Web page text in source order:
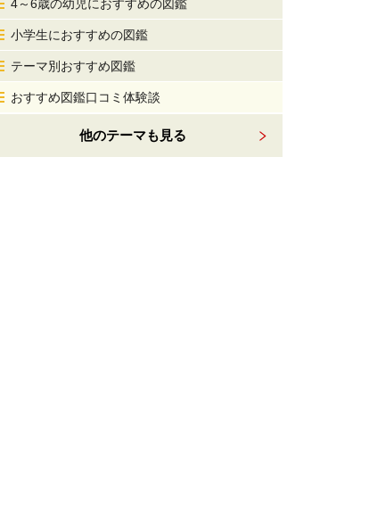
4～6歳の幼児におすすめの図鑑
小学生におすすめの図鑑
テーマ別おすすめ図鑑
おすすめ図鑑口コミ体験談
他のテーマも見る